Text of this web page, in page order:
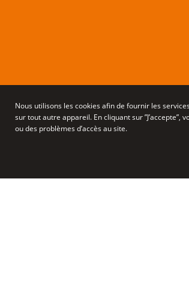
Nous utilisons les cookies afin de fournir les
sur tout autre appareil. En cliquant sur
ou des problèmes d’accès au site.